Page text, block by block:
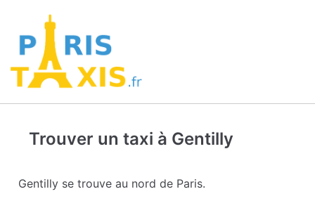
Trouver un taxi à Gentilly
Gentilly se trouve au nord de Paris.